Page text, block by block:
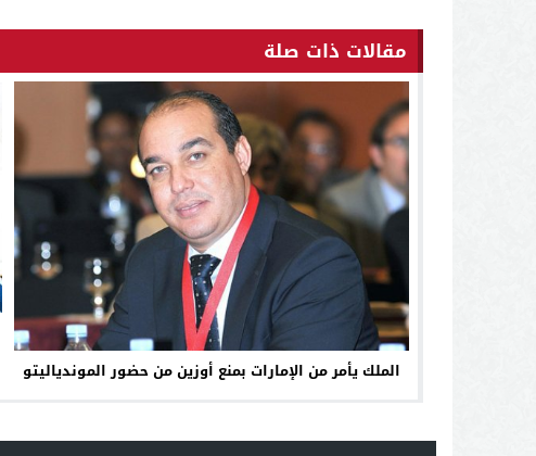
مقالات ذات صلة
الملك يأمر من الإمارات بمنع أوزين من حضور الموندياليتو